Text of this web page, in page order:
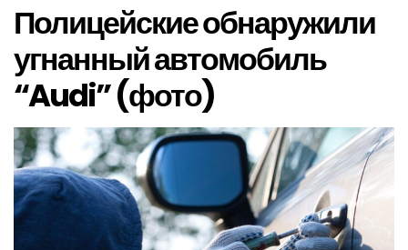
Полицейские обнаружили
угнанный автомобиль
“Audi” (фото)